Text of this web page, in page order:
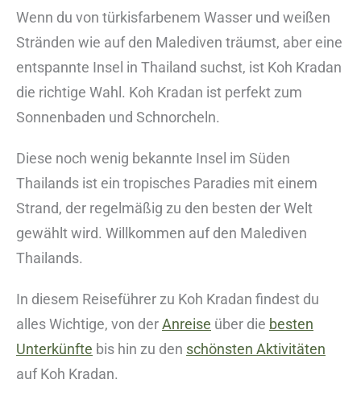
Wenn du von türkisfarbenem Wasser und weißen
Stränden wie auf den Malediven träumst, aber eine
entspannte Insel in Thailand suchst, ist Koh Kradan
die richtige Wahl. Koh Kradan ist perfekt zum
Sonnenbaden und Schnorcheln.
Diese noch wenig bekannte Insel im Süden
Thailands ist ein tropisches Paradies mit einem
Strand, der regelmäßig zu den besten der Welt
gewählt wird. Willkommen auf den Malediven
Thailands.
In diesem Reiseführer zu Koh Kradan findest du
alles Wichtige, von derAnreise über die besten
Unterkünfte bis hin zu den schönsten Aktivitäten
auf Koh Kradan.